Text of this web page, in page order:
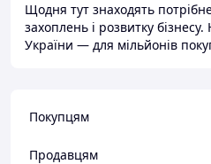
Щодня тут знаходять
захоплень і розвитку
України — для мільйонів
Покупцям
Продавцям